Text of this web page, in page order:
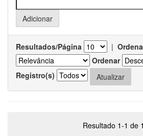
Resultados/Página |
Ordenar
Registro(s)
Resultado 1-1 de